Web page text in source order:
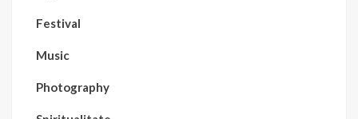
Festival
Music
Photography